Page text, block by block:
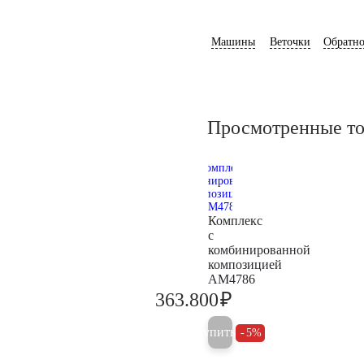
Машины Веточки
Просмотренные
Комплекс
с
комбинированной
композицией
AM4786
363.800₽
Купить 5%